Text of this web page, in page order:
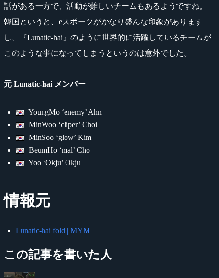
話がある一方で、活動が難しいチームもあるようですね。
韓国というと、eスポーツがかなり盛んな印象があります
し、『Lunatic-hai』のように世界的に活躍しているチームが
このような事になってしまうというのは意外でした。
元 Lunatic-hai メンバー
YoungMo ‘enemy’ Ahn
MinWoo ‘cliper’ Choi
MinSoo ‘glow’ Kim
BeumHo ‘mal’ Cho
Yoo ‘Okju’ Okju
情報元
Lunatic-hai fold | MYM
この記事を書いた人